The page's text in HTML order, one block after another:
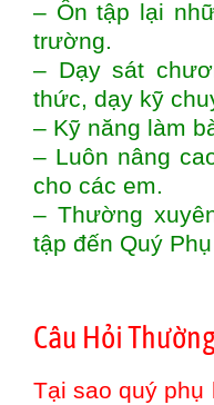
– Ôn tập lại
trường.
– Dạy sát
thức, dạy kỹ
– Kỹ năng làm
– Luôn nâng
cho các em.
– Thường
tập đến Quý
Câu Hỏi
Tại sao quý phụ